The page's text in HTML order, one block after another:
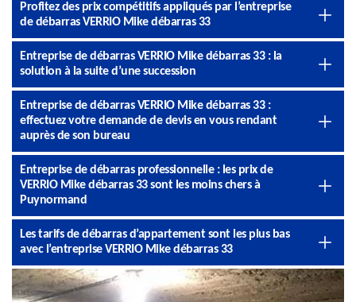
Profitez des prix compétitifs appliqués par l’entreprise
de débarras VERRIO Mike débarras 33
Entreprise de débarras VERRIO Mike débarras 33 : la
solution à la suite d’une succession
Entreprise de débarras VERRIO Mike débarras 33 :
effectuez votre demande de devis en vous rendant
auprès de son bureau
Entreprise de débarras professionnelle : les prix de
VERRIO Mike débarras 33 sont les moins chers à
Puynormand
Les tarifs de débarras d’appartement sont les plus bas
avec l’entreprise VERRIO Mike débarras 33